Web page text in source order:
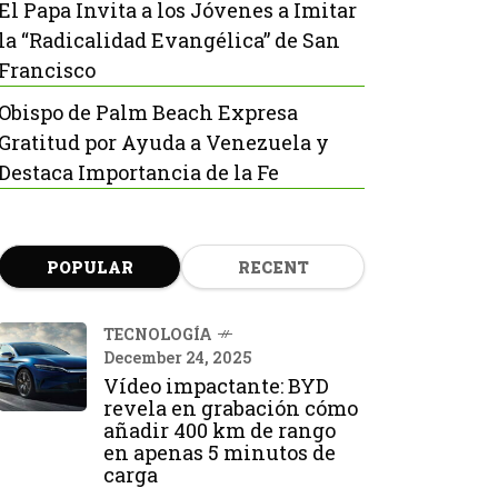
Papa Invita a los Jóvenes a Imitar
“Radicalidad Evangélica” de San
de Palm Beach Expresa
por Ayuda a Venezuela y
Importancia de la Fe
POPULAR RECENT
TECNOLOGÍA
December 24, 2025
Vídeo impactante: BYD
revela en grabación cómo
añadir 400 km de rango
en apenas 5 minutos de
carga